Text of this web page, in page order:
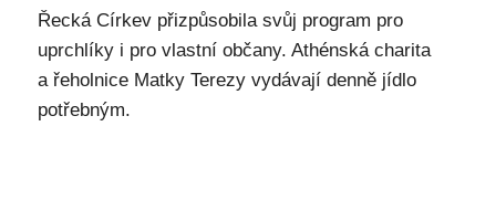
Řecká Církev přizpůsobila svůj program pro
uprchlíky i pro vlastní občany. Athénská charita
a řeholnice Matky Terezy vydávají denně jídlo
potřebným.